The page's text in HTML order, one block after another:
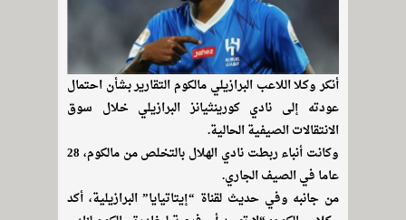
أنكر وكلا اللاعب البرازيلي مالكوم التقارير بشأن احتمال
عودته إلى نادي كورينثيانز البرازيلي خلال سوق
الانتقالات الصيفية الحالية.
وكانت أنباء ربطت نادي الهلال بالتخلص من مالكوم، 28
عاما في الصيف الجاري.
من جانبه وفي حديث لقناة “إيتاتيايا” البرازيلية، أكد